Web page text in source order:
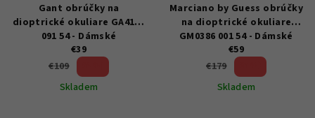
Gant obrúčky na
dioptrické okuliare GA4147
091 54 - Dámské
€39
€109
Skladem
Marciano by Guess obrúčky
na dioptrické okuliare
GM0386 001 54 - Dámské
€59
€179
Skladem